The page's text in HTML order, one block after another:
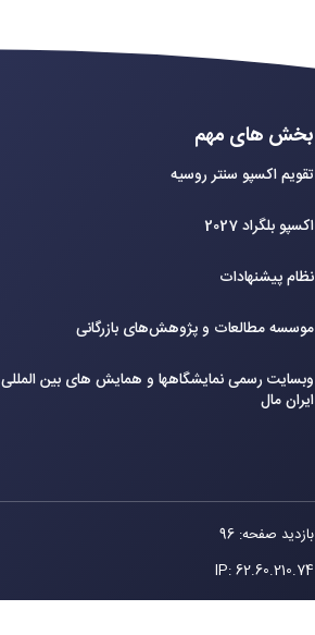
بخش های مهم
تقویم اکسپو سنتر روسیه
اکسپو بلگراد 2027
نظام پیشنهادات
موسسه مطالعات و پژوهش‌های بازرگانی
وبسایت رسمی نمایشگاهها و همایش های بین‌ المللی
ایران مال
بازدید صفحه: 96
IP:62.60.210.74